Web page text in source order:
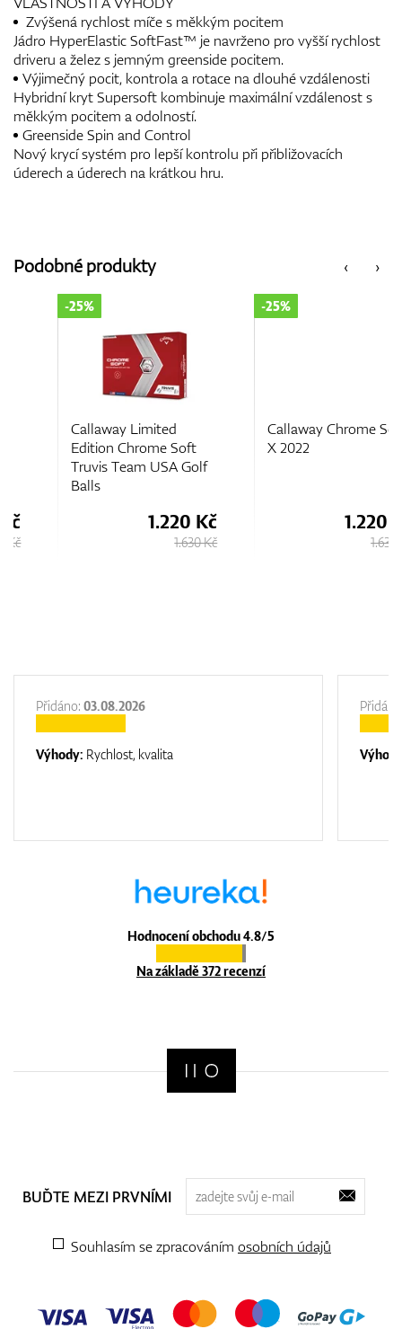
Zvýšená rychlost míče s měkkým pocitem
Jádro HyperElastic SoftFast™ je navrženo pro vyšší rychlost
driveru a želez s jemným greenside pocitem.
Výjimečný pocit, kontrola a rotace na dlouhé vzdálenosti
Hybridní kryt Supersoft kombinuje maximální vzdálenost s
měkkým pocitem a odolností.
Greenside Spin and Control
Nový krycí systém pro lepší kontrolu při přibližovacích
úderech a úderech na krátkou hru.
‹
Podobné produkty ›
Callaway Limited
Edition Chrome Soft
Truvis Team USA Golf
1.220 Kč
Callaway Chrome Soft
1.220 Kč
Hodnocení obchodu 4.8/5
Na základě 372 recenzí
Přidáno: 03.08.2026
Výhody: Rychlost, kvalita
BUĎTE MEZI PRVNÍMI
Souhlasím se zpracováním osobních údajů